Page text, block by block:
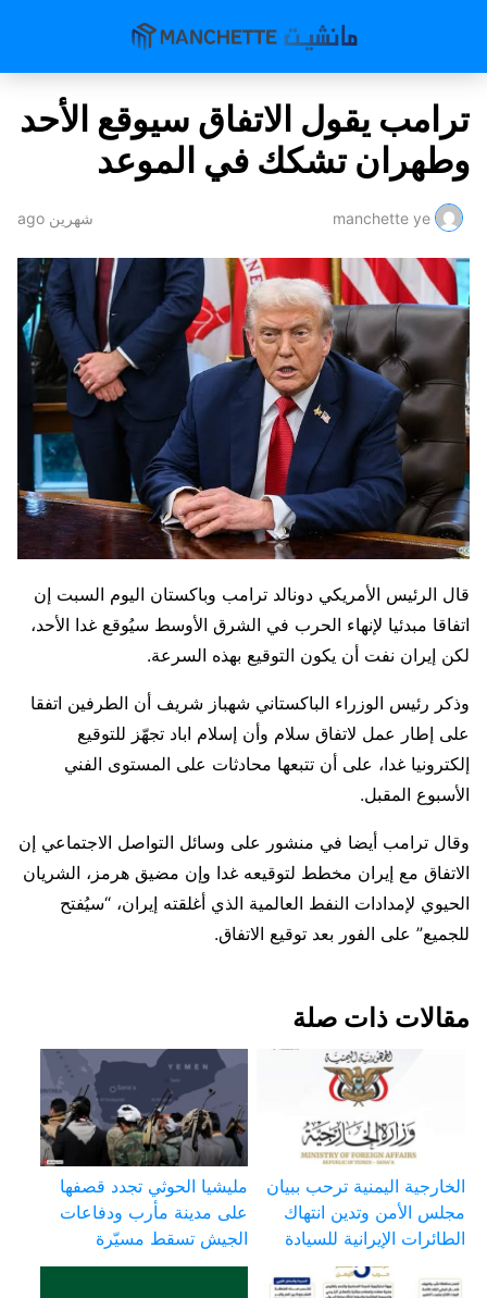
ترامب يقول الاتفاق سيوقع الأحد
وطهران تشكك في الموعد
manchette ye شهرين ago
قال الرئيس الأمريكي دونالد ترامب وباكستان اليوم السبت إن
اتفاقا مبدئيا لإنهاء الحرب في الشرق الأوسط ​سيُوقع غدا الأحد،
لكن إيران نفت أن يكون التوقيع بهذه السرعة.
وذكر رئيس الوزراء الباكستاني شهباز شريف أن الطرفين اتفقا
على إطار عمل لاتفاق سلام وأن ‌إسلام اباد تجهّز للتوقيع
إلكترونيا غدا، على أن تتبعها محادثات على المستوى الفني
الأسبوع المقبل.
وقال ترامب أيضا في منشور على وسائل التواصل الاجتماعي إن
الاتفاق مع إيران مخطط لتوقيعه غدا وإن مضيق هرمز، الشريان
الحيوي لإمدادات النفط العالمية الذي أغلقته إيران، “سيُفتح
للجميع” على الفور بعد توقيع الاتفاق.
مقالات ذات صلة
الخارجية اليمنية ترحب ببيان
مجلس الأمن وتدين انتهاك
الطائرات الإيرانية للسيادة
مليشيا الحوثي تجدد قصفها
على مدينة مأرب ودفاعات
الجيش تسقط مسيّرة